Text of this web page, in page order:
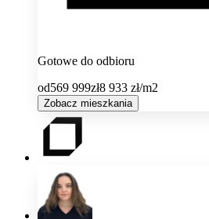
Gotowe do odbioru
od569 999zł8 933 zł/m2
Zobacz mieszkania